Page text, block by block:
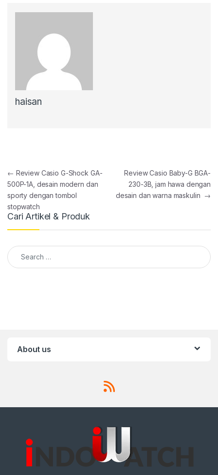
haisan
Post navigation
← Review Casio G-Shock GA-
500P-1A, desain modern dan
sporty dengan tombol
stopwatch
Review Casio Baby-G BGA-
230-3B, jam hawa dengan
desain dan warna maskulin →
Cari Artikel & Produk
Search for:
About us